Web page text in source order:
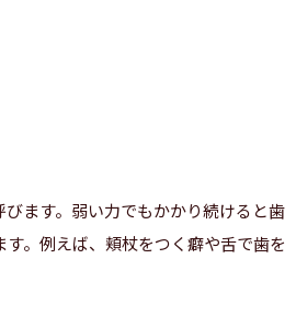
ます。弱い力でもかかり続けると歯
。例えば、頬杖をつく癖や舌で歯を